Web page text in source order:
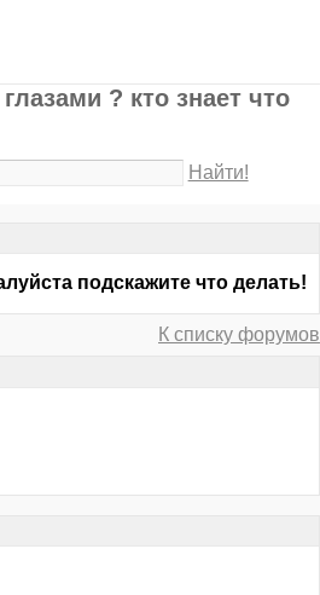
? кто знает что
Найти!
подскажите что делать!
К списку форумов